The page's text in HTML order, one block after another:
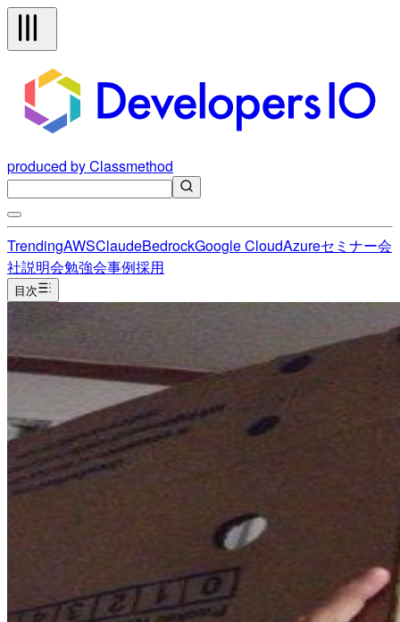
produced by Classmethod
TrendingAWSClaudeBedrockGoogle CloudAzureセミナー会
社説明会勉強会事例採用
目次